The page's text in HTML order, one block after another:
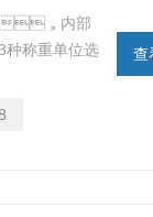
，内部
13种称重单位选
查